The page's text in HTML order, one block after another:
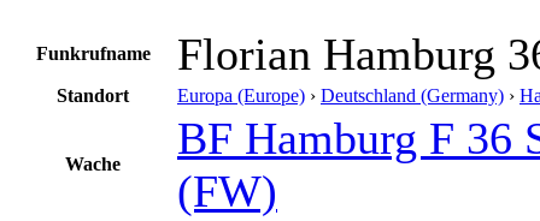
Funkrufname Florian Hamburg
Standort Europa (Europe) › Deutschland (Germany) ›
Wache
BF Hamburg F 36
(FW)